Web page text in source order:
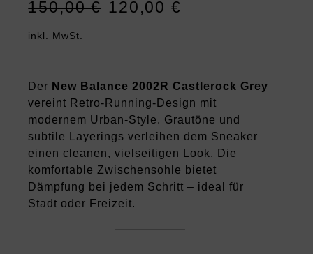
150,00€
Ursprünglicher
Preis
120,00 €
Aktueller
Preis
inkl. MwSt.
Der New Balance 2002R Castlerock Grey
vereint Retro-Running-Design mit
modernem Urban-Style. Grautöne und
subtile Layerings verleihen dem Sneaker
einen cleanen, vielseitigen Look. Die
komfortable Zwischensohle bietet
Dämpfung bei jedem Schritt – ideal für
Stadt oder Freizeit.